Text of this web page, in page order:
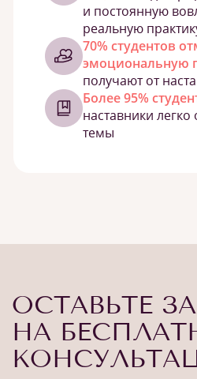
и постоянную
реальную
70% студентов
эмоциональную
получают от
Более 95%
наставники
темы
ОСТАВЬТЕ
НА